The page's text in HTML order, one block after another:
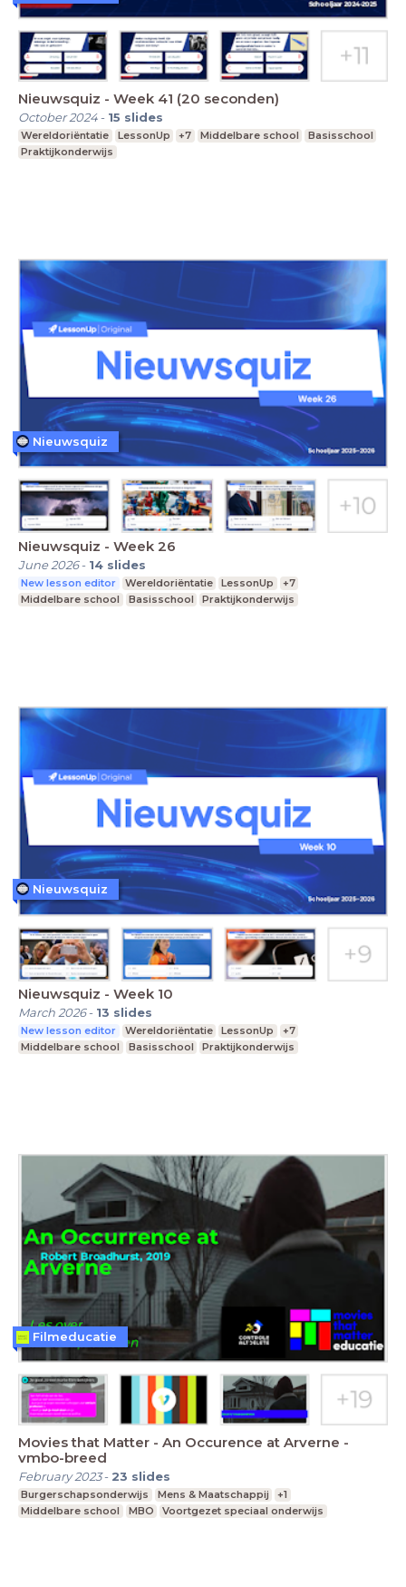
Nieuwsquiz - Week 41 (20 seconden)
October 2024- 15 slides
Wereldoriëntatie LessonUp +7 Middelbare school
Basisschool
Praktijkonderwijs
Nieuwsquiz - Week 26
June 2026- 14 slides
New lesson editor Wereldoriëntatie LessonUp
+7
Middelbare school
Basisschool Praktijkonderwijs
Nieuwsquiz
Nieuwsquiz - Week 10
March 2026- 13 slides
New lesson editor Wereldoriëntatie LessonUp
+7
Middelbare school
Basisschool Praktijkonderwijs
Nieuwsquiz
Movies that Matter - An Occurence at Arverne -
vmbo-breed
February 2023- 23 slides
Burgerschapsonderwijs Mens & Maatschappij
+1
Middelbare school
MBO Voortgezet speciaal onderwijs
Filmeducatie